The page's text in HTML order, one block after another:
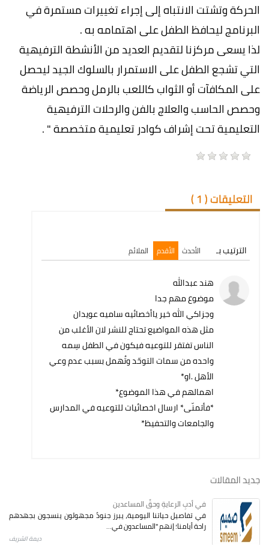
الحركة وتشتت الانتباه إلى إجراء تغييرات مستمرة في
البرنامج ليحافظ الطفل على اهتمامه به .
لذا يسعى مركزنا لتقديم العديد من الأنشطة الترفيهية
التي تشجع الطفل على الاستمرار بالسلوك الجيد ليحصل
على المكافآت أو الثواب كاللعب بالرمل وحصص الرياضة
وحصص الحاسب والعلاج بالفن والرحلات الترفيهية
التعليمية تحت إشراف كوادر تعليمية متخصصة " .
التعليقات (1
)
الترتيب بـ الأحدث الأقدم الملائم
هند عبدالله
موضوع مهم جدا
وجزاكي الله خير ياأخصائيه ساميه عويدان
مثل هذه المواضيع تحتاج للنشر لان الأغلب من
الناس تفتقر للتوعيه فيكون في الطفل سِمه
واحده من سمات التوحّد وتُهمل بسبب عدم وعي
الأهل .او*
اهمالهم في هذا الموضوع*
*فأتمنّى* ارسال اخصائيات للتوعيه في المدارس
والجامعات والتحفيظ*
جديد المقالات
في أدبِ الرعايةِ وحقِّ المساعدين
في تفاصيل حياتنا اليومية، يبرز جنودٌ مجهولون ينسجون بجهدهم
راحة أيامنا؛ إنهم "المساعدون في...
ديمة الشريف